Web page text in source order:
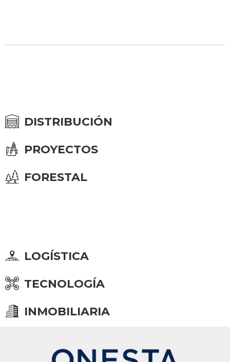
DISTRIBUCIÓN
PROYECTOS
FORESTAL
LOGÍSTICA
TECNOLOGÍA
INMOBILIARIA